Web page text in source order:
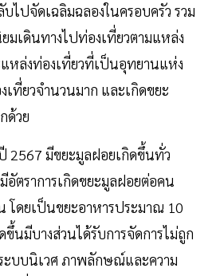
ไปจัดเฉลิมฉลองในครอบครัว รวม
มเดินทางไปท่องเที่ยวตามแหล่ง
แหล่งท่องเที่ยวที่เป็นอุทยานแห่ง
ที่ยวจำนวนมาก และเกิดขยะ
ด้วย
2567 มีขยะมูลฝอยเกิดขึ้นทั่ว
ตราการเกิดขยะมูลฝอยต่อคน
โดยเป็นขยะอาหารประมาณ 10
นมีบางส่วนได้รับการจัดการไม่ถูก
ะบบนิเวศ ภาพลักษณ์และความ